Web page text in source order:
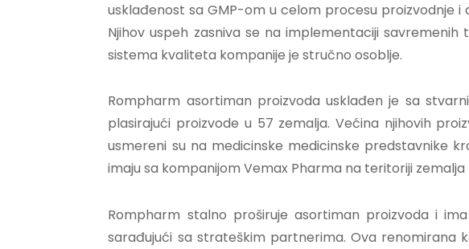
usklađenost sa GMP-om u celom procesu proizvodnje
Njihov uspeh zasniva se na implementaciji
sistema kvaliteta kompanije je stručno osoblje.
Rompharm asortiman proizvoda usklađen je sa
plasirajući proizvode u 57 zemalja. Većina njihovih
usmereni su na medicinske medicinske predstavnike
imaju sa kompanijom Vemax Pharma na teritoriji zemalja
Rompharm stalno proširuje asortiman proizvoda i
sarađujući sa strateškim partnerima. Ova renomirana